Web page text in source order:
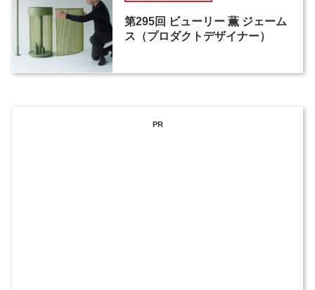
第295回 ビューリー 薫 ジェーム
ス（プロダクトデザイナー）
PR